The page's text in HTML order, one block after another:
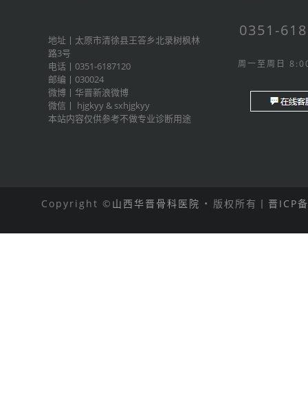
地址丨太原市清徐县王答乡北录树枫林
路3号
电话丨0351-6187120
邮编丨030024
微博丨 华晋新浪微博
微信丨 hjgkyy & sxhjgkyy
本站内容仅供参考不做专业诊断用途
0351-
周一至周日
Copyright © 山西华晋骨科医院 • 版权所有丨 晋ICP